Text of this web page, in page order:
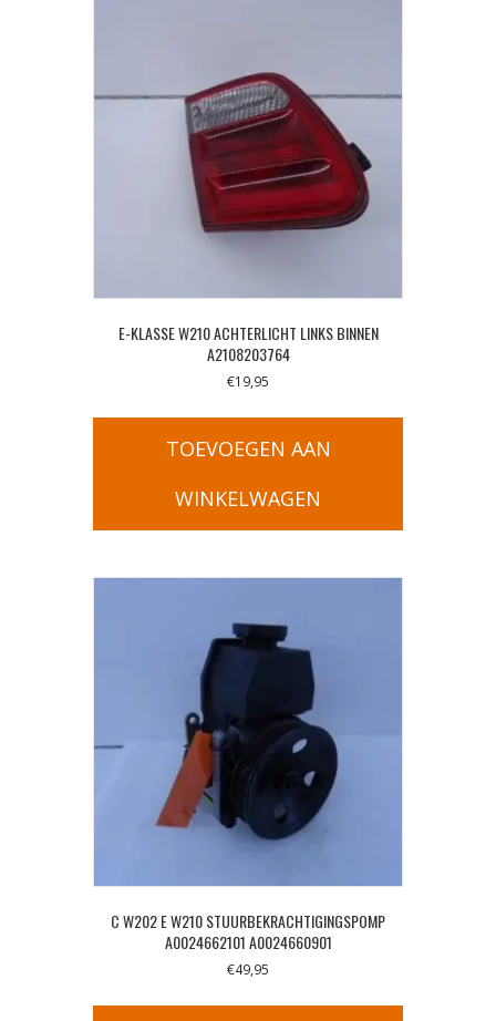
E-KLASSE W210 ACHTERLICHT LINKS BINNEN
A2108203764
€19,95
TOEVOEGEN AAN
WINKELWAGEN
C W202 E W210 STUURBEKRACHTIGINGSPOMP
A0024662101 A0024660901
€49,95